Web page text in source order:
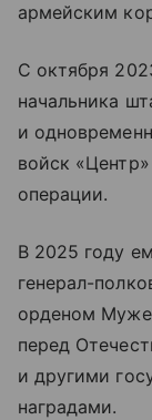
армейским
С октября
начальника
и
войск
операции.
В 2025 году
генерал-
орденом
перед
и другими
наградами.